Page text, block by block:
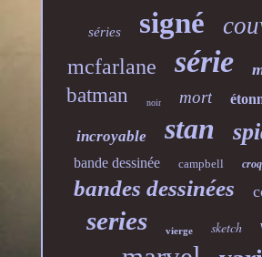
séries signé
mcfarlane série
batman noir mort
incroyable stan
bande dessinée campbell
bandes dessinées
series vierge sketch